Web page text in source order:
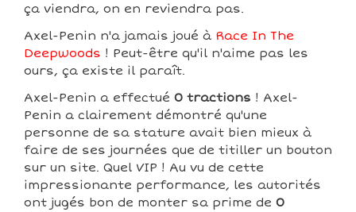
ça viendra, on en reviendra pas.
Axel-Penin n'a jamais joué à Race In The
Deepwoods ! Peut-être qu'il n'aime pas les
ours, ça existe il paraît.
Axel-Penin a effectué 0 tractions ! Axel-
Penin a clairement démontré qu'une
personne de sa stature avait bien mieux à
faire de ses journées que de titiller un bouton
sur un site. Quel VIP ! Au vu de cette
impressionante performance, les autorités
ont jugés bon de monter sa prime de 0